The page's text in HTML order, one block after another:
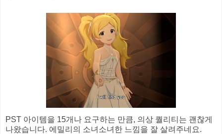
PST 아이템을 15개나 요구하는 만큼, 의상 퀄리티는 괜찮게
나왔습니다. 에밀리의 소녀소녀한 느낌을 잘 살려주네요.